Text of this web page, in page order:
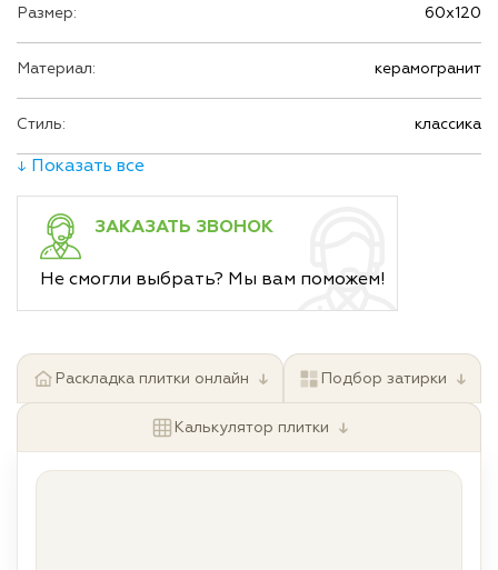
Размер: 60х120
Материал: керамогранит
Стиль: классика
↓ Показать все
ЗАКАЗАТЬ ЗВОНОК
Не смогли выбрать? Мы вам поможем!
Раскладка плитки онлайн ↓ Подбор затирки ↓
Калькулятор плитки ↓